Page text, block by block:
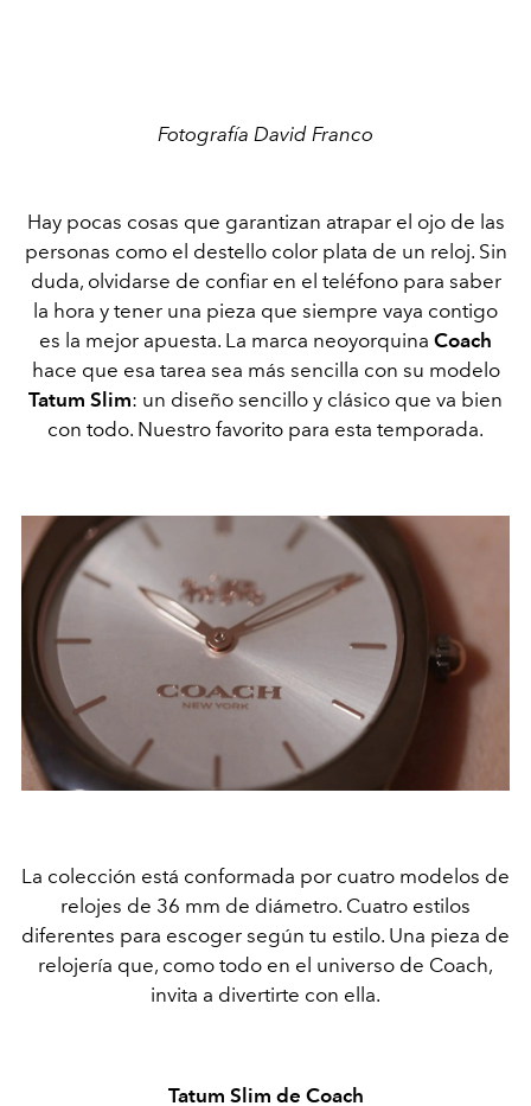
Fotografía David Franco
Hay pocas cosas que garantizan atrapar el ojo de las
personas como el destello color plata de un reloj. Sin
duda, olvidarse de confiar en el teléfono para saber
la hora y tener una pieza que siempre vaya contigo
es la mejor apuesta. La marca neoyorquina Coach
hace que esa tarea sea más sencilla con su modelo
Tatum Slim: un diseño sencillo y clásico que va bien
con todo. Nuestro favorito para esta temporada.
La colección está conformada por cuatro modelos de
relojes de 36 mm de diámetro. Cuatro estilos
diferentes para escoger según tu estilo. Una pieza de
relojería que, como todo en el universo de Coach,
invita a divertirte con ella.
Tatum Slim de Coach